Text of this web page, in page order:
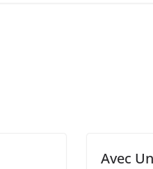
Avec